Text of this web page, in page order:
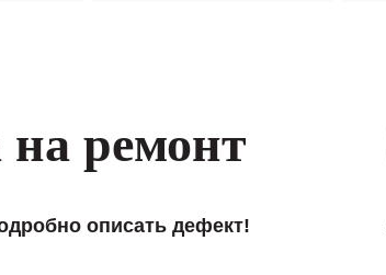
на ремонт
описать дефект!